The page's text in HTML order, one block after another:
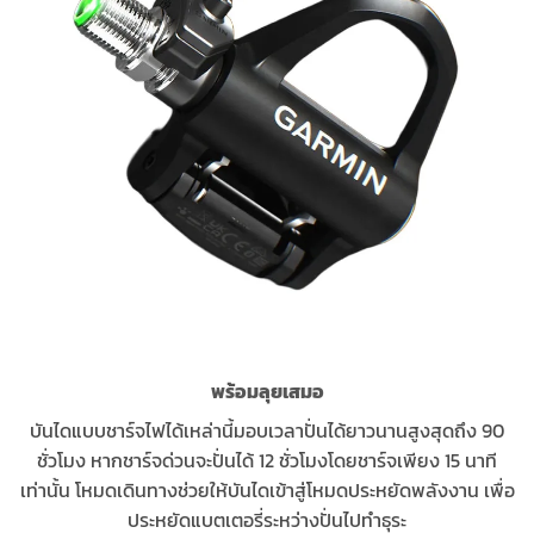
พร้อมลุยเสมอ
บันไดแบบชาร์จไฟได้เหล่านี้มอบเวลาปั่นได้ยาวนานสูงสุดถึง 90
ชั่วโมง หากชาร์จด่วนจะปั่นได้ 12 ชั่วโมงโดยชาร์จเพียง 15 นาที
เท่านั้น โหมดเดินทางช่วยให้บันไดเข้าสู่โหมดประหยัดพลังงาน เพื่อ
ประหยัดแบตเตอรี่ระหว่างปั่นไปทำธุระ